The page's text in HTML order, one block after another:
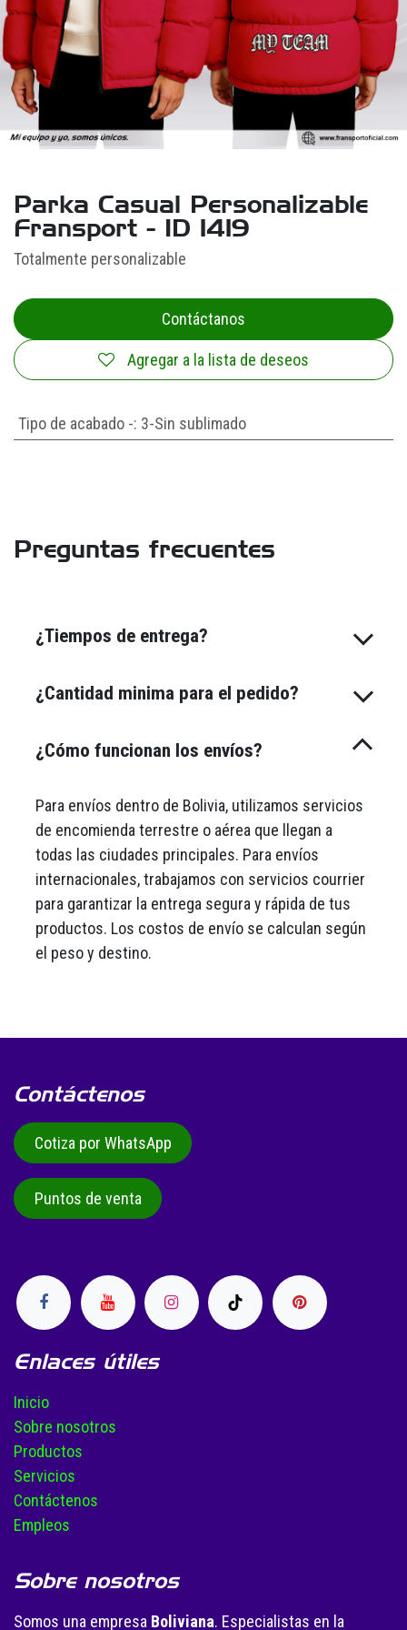
Parka Casual Personalizable
Fransport - ID 1419
Totalmente personalizable
Contáctanos
Agregar a la lista de deseos
Tipo de acabado -: 3-Sin sublimado
Preguntas frecuentes
¿Tiempos de entrega?
¿Cantidad minima para el pedido?
¿Cómo funcionan los envíos?
Para envíos dentro de Bolivia, utilizamos servicios
de encomienda terrestre o aérea que llegan a
todas las ciudades principales. Para envíos
internacionales, trabajamos con servicios courrier
para garantizar la entrega segura y rápida de tus
productos. Los costos de envío se calculan según
el peso y destino.
Enlaces útiles
Inicio
Sobre nosotros
Productos
Servicios
Contáctenos
Empleos
Sobre nosotros
Somos una empresa Boliviana. Especialistas en la
Contáctenos
Cotiza por WhatsApp
Puntos de venta